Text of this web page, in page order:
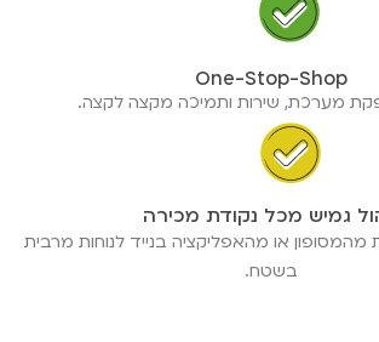
One-Stop-Shop
מערכת, שירות ותמיכה מקצה לקצה.
גמיש מכל נקודת מכירה
מהמסופון או מהאפליקציה בנייד לנוחות מרבית
בשטח.